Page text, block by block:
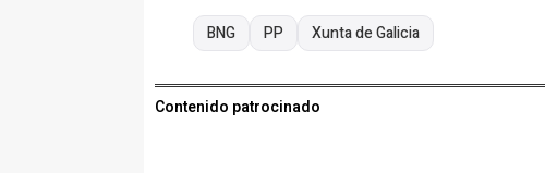
BNG PP Xunta de Galicia
Contenido patrocinado